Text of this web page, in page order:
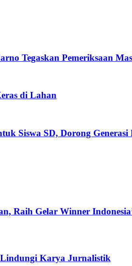
Tegaskan Pemeriksaan
di Lahan
Siswa SD, Dorong Generasi
Raih Gelar Winner
Lindungi Karya Jurnalistik